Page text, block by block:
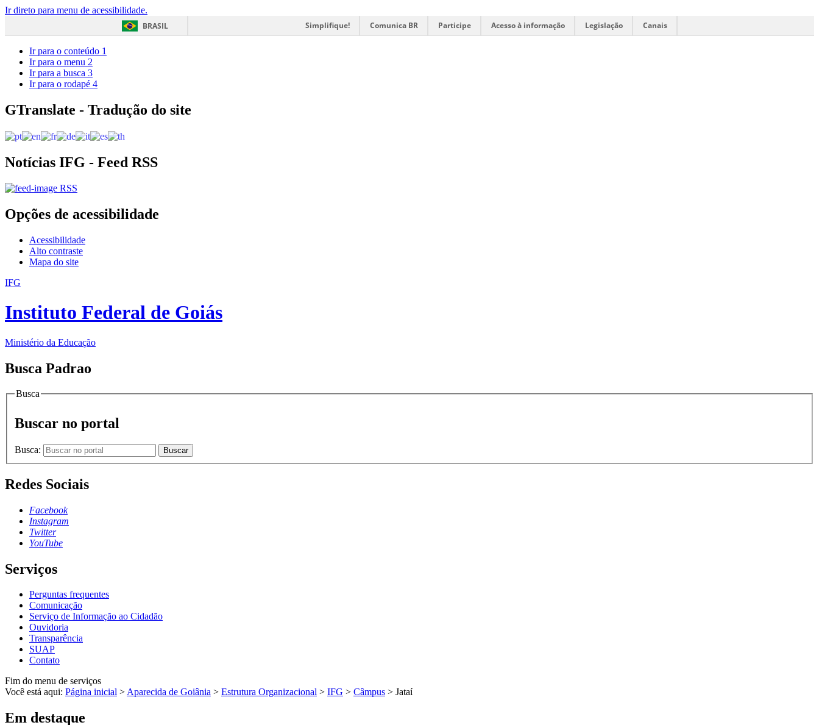
Ir direto para menu de acessibilidade.
BRASIL
Simplifique! Comunica BR Participe Acesso à informação Legislação Canais
Ir para o conteúdo 1
Ir para o menu 2
Ir para a busca 3
Ir para o rodapé 4
GTranslate - Tradução do site
Notícias IFG - Feed RSS
RSS
Opções de acessibilidade
Acessibilidade
Alto contraste
Mapa do site
IFG
Instituto Federal de Goiás
Ministério da Educação
Busca Padrao
Busca
Buscar no portal
Busca: Buscar
Redes Sociais
Facebook
Instagram
Twitter
YouTube
Serviços
Perguntas frequentes
Comunicação
Serviço de Informação ao Cidadão
Ouvidoria
Transparência
SUAP
Contato
Fim do menu de serviços
Você está aqui: Página inicial >Aparecida de Goiânia > Estrutura Organizacional > IFG > Câmpus > Jataí
Em destaque